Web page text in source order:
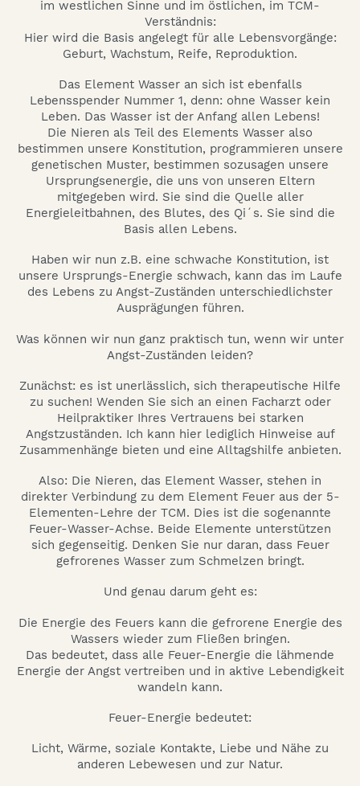
im westlichen Sinne und im östlichen, im TCM-
Verständnis:
Hier wird die Basis angelegt für alle Lebensvorgänge:
Geburt, Wachstum, Reife, Reproduktion.
Das Element Wasser an sich ist ebenfalls
Lebensspender Nummer 1, denn: ohne Wasser kein
Leben. Das Wasser ist der Anfang allen Lebens!
Die Nieren als Teil des Elements Wasser also
bestimmen unsere Konstitution, programmieren unsere
genetischen Muster, bestimmen sozusagen unsere
Ursprungsenergie, die uns von unseren Eltern
mitgegeben wird. Sie sind die Quelle aller
Energieleitbahnen, des Blutes, des Qi´s. Sie sind die
Basis allen Lebens.
Haben wir nun z.B. eine schwache Konstitution, ist
unsere Ursprungs-Energie schwach, kann das im Laufe
des Lebens zu Angst-Zuständen unterschiedlichster
Ausprägungen führen.
Was können wir nun ganz praktisch tun, wenn wir unter
Angst-Zuständen leiden?
Zunächst: es ist unerlässlich, sich therapeutische Hilfe
zu suchen! Wenden Sie sich an einen Facharzt oder
Heilpraktiker Ihres Vertrauens bei starken
Angstzuständen. Ich kann hier lediglich Hinweise auf
Zusammenhänge bieten und eine Alltagshilfe anbieten.
Also: Die Nieren, das Element Wasser, stehen in
direkter Verbindung zu dem Element Feuer aus der 5-
Elementen-Lehre der TCM. Dies ist die sogenannte
Feuer-Wasser-Achse. Beide Elemente unterstützen
sich gegenseitig. Denken Sie nur daran, dass Feuer
gefrorenes Wasser zum Schmelzen bringt.
Und genau darum geht es:
Die Energie des Feuers kann die gefrorene Energie des
Wassers wieder zum Fließen bringen.
Das bedeutet, dass alle Feuer-Energie die lähmende
Energie der Angst vertreiben und in aktive Lebendigkeit
wandeln kann.
Feuer-Energie bedeutet:
Licht, Wärme, soziale Kontakte, Liebe und Nähe zu
anderen Lebewesen und zur Natur.